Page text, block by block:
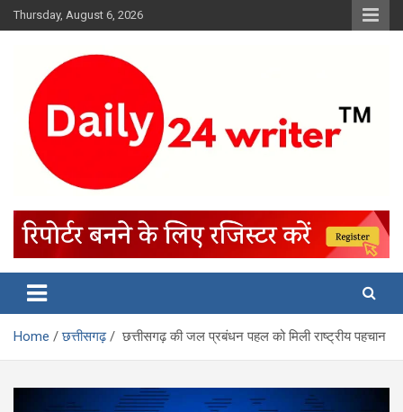
Skip
to
Thursday, August 6, 2026
Home छत्तीसगढ़ छत्तीसगढ़ की जल प्रबंधन पहल को मिली राष्ट्रीय पहचान